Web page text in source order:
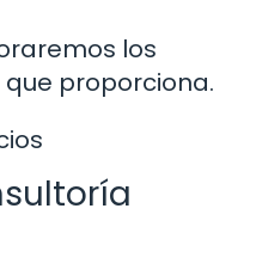
los
proporciona.